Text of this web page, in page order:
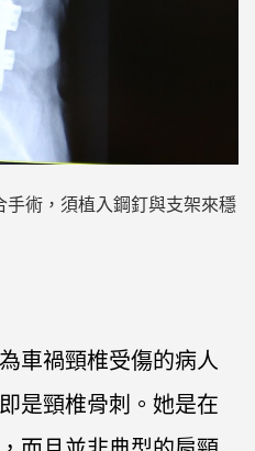
術，須植入鋼釘與支架來穩
車禍頸椎受傷的病人
是頸椎骨刺。她是在